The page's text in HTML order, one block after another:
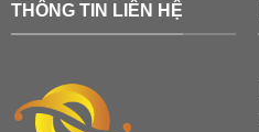
THÔNG TIN LIÊN HỆ